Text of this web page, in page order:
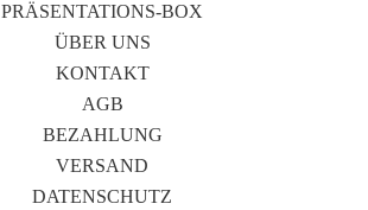
PRÄSENTATIONS-BOX
ÜBER UNS
KONTAKT
AGB
BEZAHLUNG
VERSAND
DATENSCHUTZ